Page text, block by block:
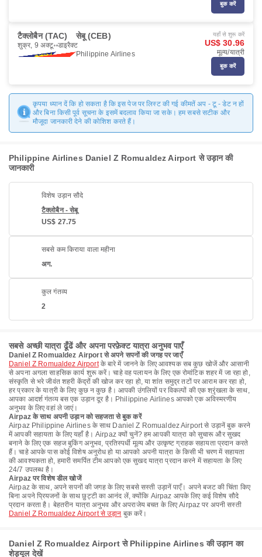
बुक करें
टैक्लोबैन (TAC) सेबू (CEB)
शुक्र, 9 अक्टू॰ डाइरैक्ट
Philippine Airlines
यहाँ से शुरू करें
US$ 30.96
मूल्य/यात्री
बुक करें
कृपया ध्यान दें कि हो सकता है कि इस पेज पर लिस्ट की गई कीमतें अप - टू - डेट न हों
और बिना किसी पूर्व सूचना के इसमें बदलाव किया जा सके। हम सबसे सटीक और
मौजूदा जानकारी देने की कोशिश करते हैं।
Philippine Airlines Daniel Z Romualdez Airport से उड़ान की
जानकारी
विशेष उड़ान सौदे
टैक्लोबैन - सेबू
US$ 27.75
सबसे कम किराया वाला महीना
अग.
कुल गंतव्य
2
सबसे अच्छी यात्रा ढूँढें और अपना परफ़ेक्ट यात्रा अनुभव पाएँ
Daniel Z Romualdez Airport से अपने सपनों की जगह पर जाएँ
Daniel Z Romualdez Airportके बारे में जानने के लिए आवश्यक सब कुछ खोजें और आसानी
से अपना अगला साहसिक कार्य शुरू करें। चाहे वह पलायन के लिए एक रोमांटिक शहर में जा रहा हो,
संस्कृति से भरे जीवंत शहरी केंद्रों की खोज कर रहा हो, या शांत समुद्र तटों पर आराम कर रहा हो,
हर प्रकार के यात्री के लिए कुछ न कुछ है। आपकी उंगलियों पर विकल्पों की एक श्रृंखला के साथ,
आपका आदर्श गंतव्य बस एक उड़ान दूर है। Philippine Airlines आपको एक अविस्मरणीय
अनुभव के लिए वहां ले जाएं।
Airpaz के साथ अपनी उड़ान को सहजता से बुक करें
Airpaz Philippine Airlines के साथ Daniel Z Romualdez Airport से उड़ानें बुक करने
में आपकी सहायता के लिए यहाँ है। Airpaz क्यों चुनें? हम आपकी यात्रा को सुचारू और सुखद
बनाने के लिए एक सहज बुकिंग अनुभव, प्रतिस्पर्धी मूल्य और उत्कृष्ट ग्राहक सहायता प्रदान करते
हैं। चाहे आपके पास कोई विशेष अनुरोध हो या आपको अपनी यात्रा के किसी भी चरण में सहायता
की आवश्यकता हो, हमारी समर्पित टीम आपको एक सुखद यात्रा प्रदान करने में सहायता के लिए
24/7 उपलब्ध है।
Airpaz पर विशेष डील खोजें
Airpaz के साथ, अपने सपनों की जगह के लिए सबसे सस्ती उड़ानें पाएँ। अपने बजट की चिंता किए
बिना अपने प्रियजनों के साथ छुट्टी का आनंद लें, क्योंकि Airpaz आपके लिए कई विशेष सौदे
प्रदान करता है। बेहतरीन यात्रा अनुभव और अपराजेय बचत के लिए Airpaz पर अपनी सस्ती
Daniel Z Romualdez Airport से उड़ान बुक करें।
Daniel Z Romualdez Airport से Philippine Airlines की उड़ान का
शेड्यूल देखें